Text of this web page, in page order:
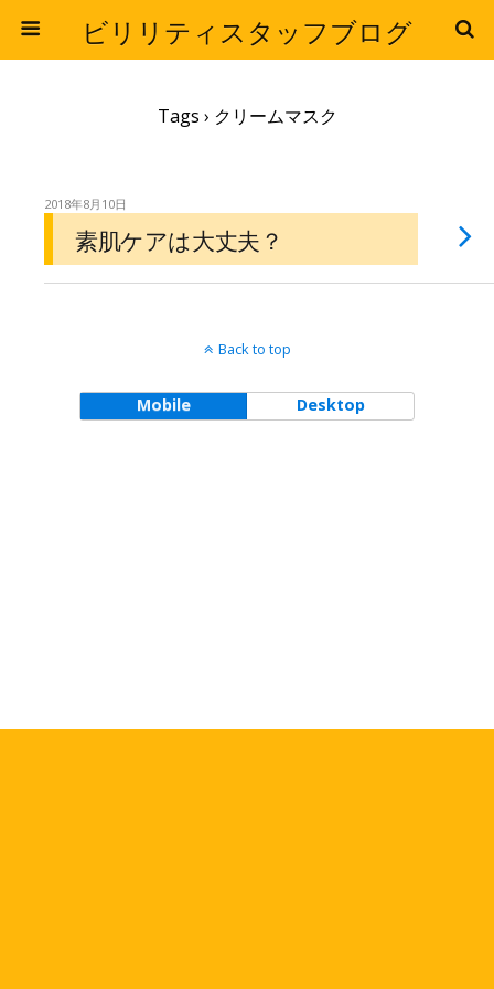
ビリリティスタッフブログ
Tags › クリームマスク
2018年8月10日
素肌ケアは大丈夫？
Back to top
Mobile Desktop